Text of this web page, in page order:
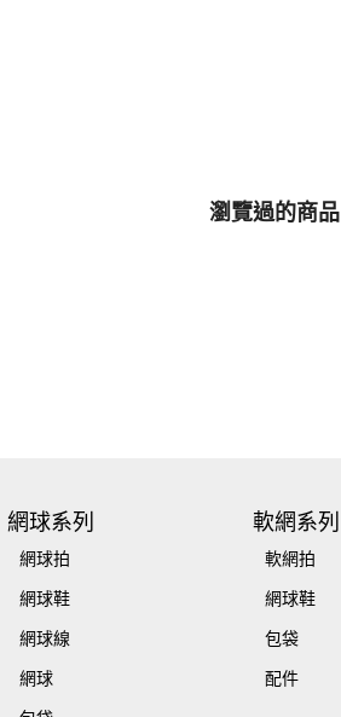
瀏覽過的商品
網球系列
網球拍
網球鞋
網球線
網球
軟網系列
軟網拍
網球鞋
包袋
配件